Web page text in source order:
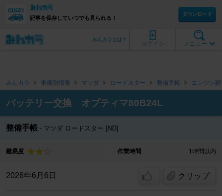
記事を保存していつでも見られる！
ダウンロード
メニュー
ログイン
みんカラとは？
みんカラ 車種別情報 マツダ ロードスター 整備手帳 エンジン
バッテリー交換 オプティマ80B24L
整備手帳 マツダ ロードスター [ND]
難易度 作業時間 1時間以内
2026年6月6日 クリップ